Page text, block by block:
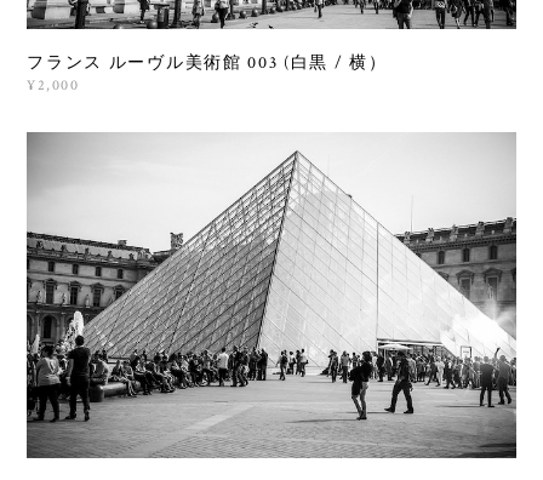
フランス ルーヴル美術館 003 (白黒 / 横）
¥2,000